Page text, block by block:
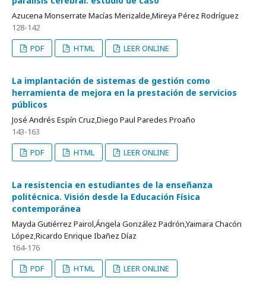
Azucena Monserrate Macías Merizalde,Mireya Pérez Rodríguez
128-142
PDF
HTML LEER ONLINE
La implantación de sistemas de gestión como
herramienta de mejora en la prestación de servicios
públicos
José Andrés Espín Cruz,Diego Paul Paredes Proaño
143-163
PDF
HTML LEER ONLINE
La resistencia en estudiantes de la enseñanza
politécnica. Visión desde la Educación Física
contemporánea
Mayda Gutiérrez Pairol,Ángela González Padrón,Yaimara Chacón
López,Ricardo Enrique Ibañez Díaz
164-176
PDF
HTML LEER ONLINE